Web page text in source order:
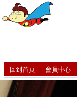
回到首頁 會員中心